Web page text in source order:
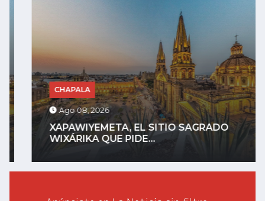
CHAPALA
Ago 08, 2026
XAPAWIYEMETA, EL SITIO SAGRADO
WIXÁRIKA QUE PIDE...